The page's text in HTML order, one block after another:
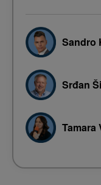
● Kako
kandidata za
Sandro
Srđan
Tamara